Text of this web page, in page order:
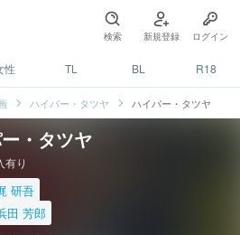
検索 新規登録 ログイン
性 TL BL R18
ハイパー・タツヤ ハイパー・タツヤ
・タツヤ
有り
研吾
田 芳郎